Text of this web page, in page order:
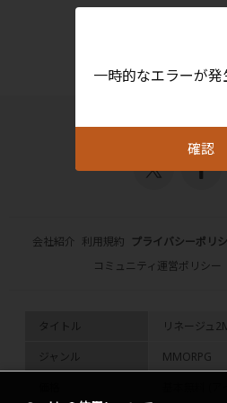
会社紹介 利用規約 プライバシーポリ
コミュニティ運営ポリシー
タイトル
リネージュ
ジャンル
MMORPG
一時的なエラーが発
確認